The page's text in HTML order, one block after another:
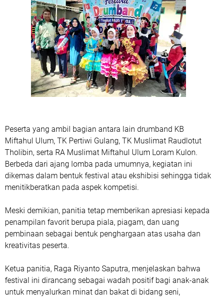
Peserta yang ambil bagian antara lain drumband KB
Miftahul Ulum, TK Pertiwi Gulang, TK Muslimat Raudlotut
Tholibin, serta RA Muslimat Miftahul Ulum Loram Kulon.
Berbeda dari ajang lomba pada umumnya, kegiatan ini
dikemas dalam bentuk festival atau ekshibisi sehingga tidak
menitikberatkan pada aspek kompetisi.
Meski demikian, panitia tetap memberikan apresiasi kepada
penampilan favorit berupa piala, piagam, dan uang
pembinaan sebagai bentuk penghargaan atas usaha dan
kreativitas peserta.
Ketua panitia, Raga Riyanto Saputra, menjelaskan bahwa
festival ini dirancang sebagai wadah positif bagi anak-anak
untuk menyalurkan minat dan bakat di bidang seni,